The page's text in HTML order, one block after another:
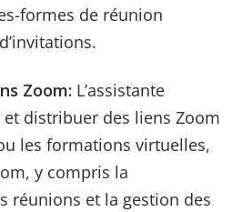
formes de réunion
Zoom: L’assistante
distribuer des liens Zoom
les formations virtuelles,
y compris la
réunions et la gestion des